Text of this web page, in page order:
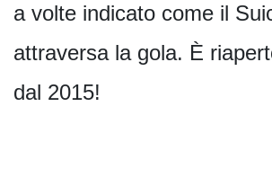
a volte indicato come il
attraversa la gola. È
dal 2015!